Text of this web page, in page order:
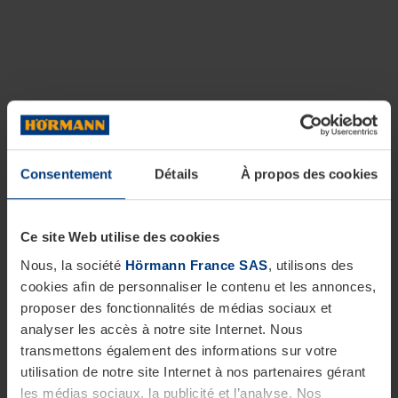
Consentement Détails À propos des cookies
Ce site Web utilise des cookies
Nous, la société Hörmann France SAS, utilisons des
cookies afin de personnaliser le contenu et les annonces,
proposer des fonctionnalités de médias sociaux et
analyser les accès à notre site Internet. Nous
transmettons également des informations sur votre
utilisation de notre site Internet à nos partenaires gérant
les médias sociaux, la publicité et l’analyse. Nos